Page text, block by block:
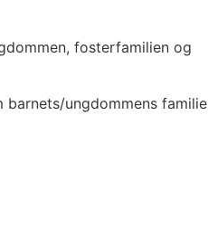
fosterfamilien og
ungdommens familie